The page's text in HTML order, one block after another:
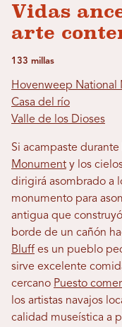
Vidas
arte
133 millas
Hovenweep National
Casa del río
Valle de los Dioses
Si acampaste
Monument y los
dirigirá asombrado a
monumento para
antigua que
borde de un cañón
Bluff es un pueblo
sirve excelente
cercano Puesto
los artistas navajos
calidad museística a